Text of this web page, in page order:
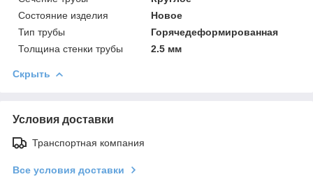
Состояние изделия
Новое
Тип трубы
Горячедеформированная
Толщина стенки трубы
2.5 мм
Скрыть
Условия доставки
Транспортная компания
Все условия доставки